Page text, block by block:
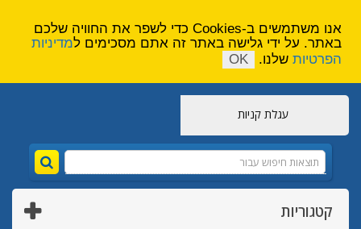
עגלת קניות
קטגוריות
אנו משתמשים ב-Cookies כדי לשפר את החוויה שלכם
באתר. על ידי גלישה באתר זה אתם מסכימים למדיניות
הפרטיות שלנו. OK